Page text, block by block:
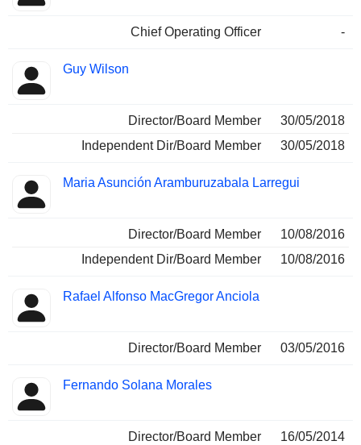
Chief Operating Officer -
Guy Wilson
Director/Board Member
30/05/2018
Independent Dir/Board Member
30/05/2018
Maria Asunción Aramburuzabala Larregui
Director/Board Member
10/08/2016
Independent Dir/Board Member
10/08/2016
Rafael Alfonso MacGregor Anciola
Director/Board Member 03/05/2016
Fernando Solana Morales
Director/Board Member
16/05/2014